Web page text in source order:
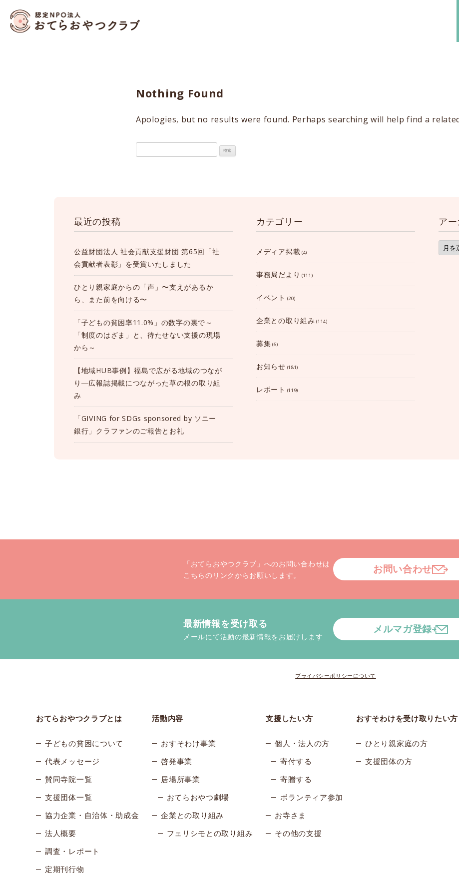
Nothing Found
Apologies, but no results were found. Perhaps searching will help find a
最近の投稿
公益財団法人 社会貢献支援財団 第65回「社
会貢献者表彰」を受賞いたしました
ひとり親家庭からの「声」〜支えがあるか
ら、また前を向ける〜
「子どもの貧困率11.0%」の数字の裏で～
「制度のはざま」と、待たせない支援の現場
から～
【地域HUB事例】福島で広がる地域のつなが
り―広報誌掲載につながった草の根の取り組
み
「GIVING for SDGs sponsored by ソニー
銀行」クラファンのご報告とお礼
カテゴリー
メディア掲載 (4)
事務局だより (111)
イベント (20)
企業との取り組み (114)
募集 (6)
お知らせ (181)
レポート (119)
ア
ア
ー
カ
「おてらおやつクラブ」へのお問い合わせは
こちらのリンクからお願いします。
お問い合わせ
最新情報を受け取る
メールにて活動の最新情報をお届けします
メルマガ登録
プライバシーポリシーについて
おてらおやつクラブとは
子どもの貧困について
代表メッセージ
賛同寺院一覧
支援団体一覧
協力企業・自治体・助成金
法人概要
調査・レポート
定期刊行物
活動内容
おすそわけ事業
啓発事業
居場所事業
おてらおやつ劇場
企業との取り組み
フェリシモとの取り組み
支援したい方
個人・法人の方
寄付する
寄贈する
ボランティア参加
お寺さま
その他の支援
おすそわけを受け取りたい方
ひとり親家庭の方
支援団体の方